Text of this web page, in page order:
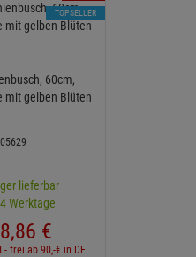
60cm,
mit gelben Blüten
lieferbar
Werktage
8,86 €
- frei ab 90,-€ in DE
TOPSELLER